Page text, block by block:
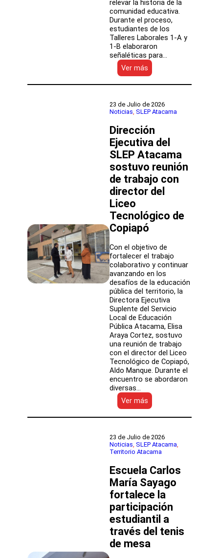
relevar la historia de la
comunidad educativa.
Durante el proceso,
estudiantes de los
Talleres Laborales 1-A y
1-B elaboraron
señaléticas para…
Ver más
Con
proyecto
señalética
escuela
Luis
Olivares
rinde
homenaje
a
integrantes
que
dejaron
su
comunidad
23 de Julio de 2026
Noticias SLEP Atacama
Dirección
Ejecutiva del
SLEP Atacama
sostuvo reunión
de trabajo con
director del
Liceo
Tecnológico de
Copiapó
Con el objetivo de
fortalecer el trabajo
colaborativo y continuar
avanzando en los
desafíos de la educación
pública del territorio, la
Directora Ejecutiva
Suplente del Servicio
Local de Educación
Pública Atacama, Elisa
Araya Cortez, sostuvo
una reunión de trabajo
con el director del Liceo
Tecnológico de Copiapó,
Aldo Manque. Durante el
encuentro se abordaron
diversas…
Ver más
Dirección
Ejecutiva
SLEP
Atacama
sostuvo
de
trabajo
con
director
del
Liceo
Tecnológico
de
Copiapó
23 de Julio de 2026
Noticias, SLEP Atacama
Territorio Atacama
Escuela Carlos
María Sayago
fortalece la
participación
estudiantil a
través del tenis
de mesa